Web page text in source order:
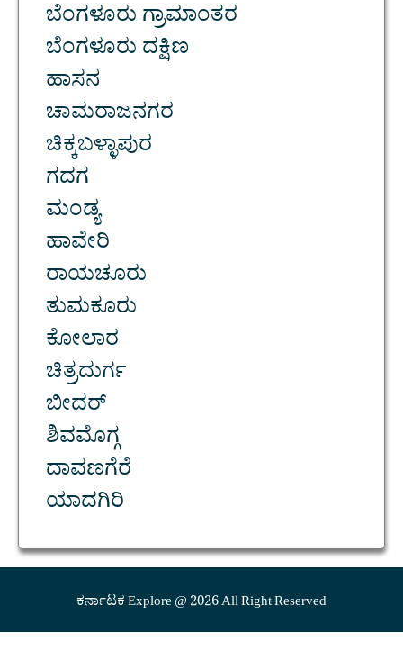
ಬೆಂಗಳೂರು ಗ್ರಾಮಾಂತರ
ಬೆಂಗಳೂರು ದಕ್ಷಿಣ
ಹಾಸನ
ಚಾಮರಾಜನಗರ
ಚಿಕ್ಕಬಳ್ಳಾಪುರ
ಗದಗ
ಮಂಡ್ಯ
ಹಾವೇರಿ
ರಾಯಚೂರು
ತುಮಕೂರು
ಕೋಲಾರ
ಚಿತ್ರದುರ್ಗ
ಬೀದರ್
ಶಿವಮೊಗ್ಗ
ದಾವಣಗೆರೆ
ಯಾದಗಿರಿ
ಕರ್ನಾಟಕ Explore @ 2026 All Right Reserved